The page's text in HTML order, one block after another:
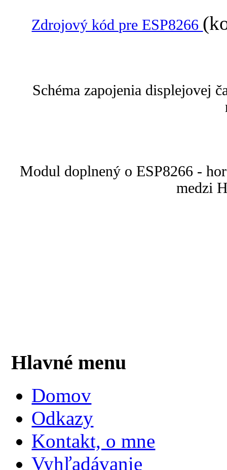
Zdrojový kód pre ESP8266
Schéma zapojenia displejovej
Modul doplnený o ESP8266 -
medzi
Hlavné menu
Domov
Odkazy
Kontakt, o mne
Vyhľadávanie